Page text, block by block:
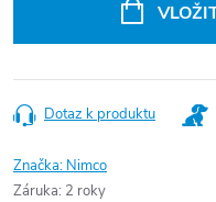
Dotaz k produktu
Značka: Nimco
Záruka: 2 roky